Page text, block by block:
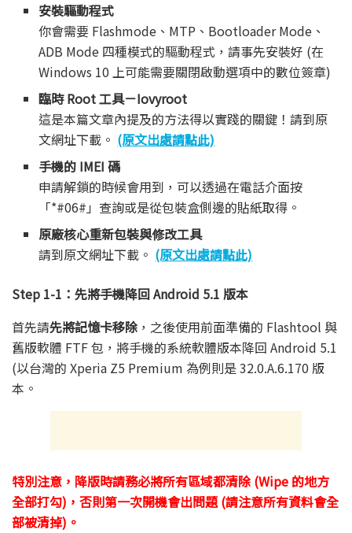
安裝驅動程式
你會需要 Flashmode、MTP、Bootloader Mode、
ADB Mode 四種模式的驅動程式，請事先安裝好 (在
Windows 10 上可能需要關閉啟動選項中的數位簽章)
臨時 Root 工具－Iovyroot
這是本篇文章內提及的方法得以實踐的關鍵！請到原
文網址下載。 (原文出處請點此)
手機的 IMEI 碼
申請解鎖的時候會用到，可以透過在電話介面按
「*#06#」查詢或是從包裝盒側邊的貼紙取得。
原廠核心重新包裝與修改工具
請到原文網址下載。 (原文出處請點此)
Step 1-1：先將手機降回 Android 5.1 版本
首先請先將記憶卡移除 ，之後使用前面準備的 Flashtool 與
舊版軟體 FTF 包，將手機的系統軟體版本降回 Android 5.1
(以台灣的 Xperia Z5 Premium 為例則是 32.0.A.6.170 版
本。
特別注意，降版時請務必將所有區域都清除 (Wipe 的地方
全部打勾)，否則第一次開機會出問題 (請注意所有資料會全
部被清掉)。